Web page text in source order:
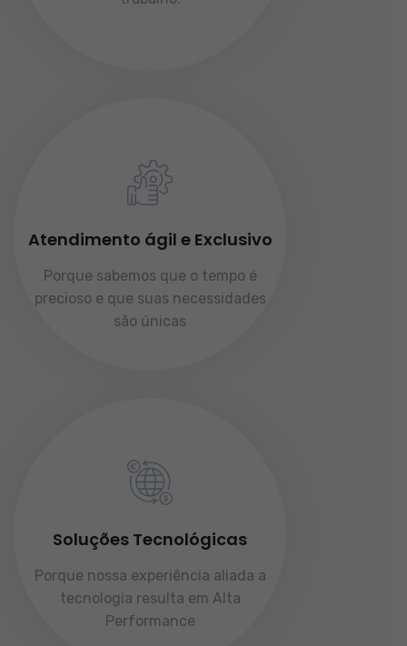
Atendimento ágil e Exclusivo
Porque sabemos que o tempo é
precioso e que suas necessidades
são únicas
Soluções Tecnológicas
Porque nossa experiência aliada a
tecnologia resulta em Alta
Performance